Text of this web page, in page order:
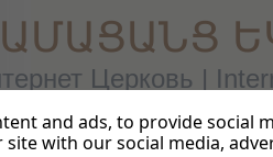
Церковь |
and ads, to provide social
with our social media,